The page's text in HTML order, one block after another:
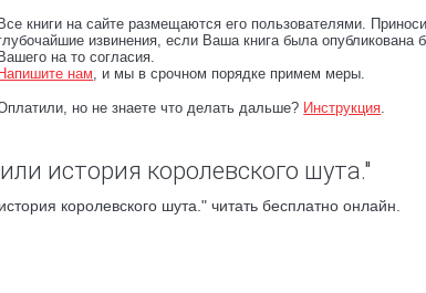
Все книги на сайте размещаются его пользователями.
извинения, если Ваша книга была опубликована
Вашего на то согласия.
Напишите нам, и мы в срочном порядке примем меры.
но не знаете что делать дальше? Инструкция.
история королевского шута."
королевского шута." читать бесплатно онлайн.